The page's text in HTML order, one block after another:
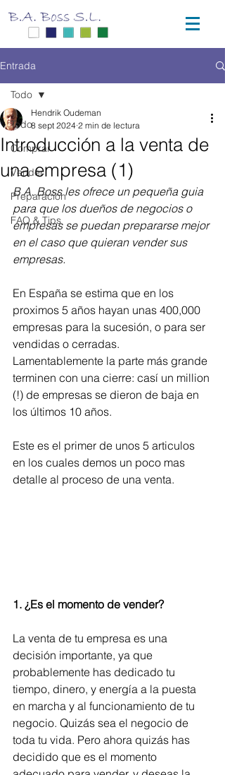
Entrada
Todo
Comprar
Vender
Preparación
FAQ & Tips
Todo
Introducción a la venta de
una empresa (1)
Hendrik Oudeman
8 sept 2024 2 min de lectura
B.A. Boss les ofrece un pequeña guia
para que los dueños de negocios o
empresas se puedan prepararse mejor
en el caso que quieran vender sus
empresas.
En España se estima que en los
proximos 5 años hayan unas 400,000
empresas para la sucesión, o para ser
vendidas o cerradas.
Lamentablemente la parte más grande
terminen con una cierre: casí un million
(!) de empresas se dieron de baja en
los últimos 10 años.
Este es el primer de unos 5 articulos
en los cuales demos un poco mas
detalle al proceso de una venta.
1. ¿Es el momento de vender?
La venta de tu empresa es una
decisión importante, ya que
probablemente has dedicado tu
tiempo, dinero, y energía a la puesta
en marcha y al funcionamiento de tu
negocio. Quizás sea el negocio de
toda tu vida. Pero ahora quizás has
decidido que es el momento